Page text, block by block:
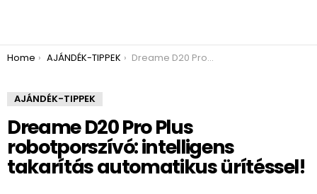
You are here:
Home AJÁNDÉK-TIPPEK Dreame D20 Pro Plus robotporszívó: intelligens takarítás automatikus ürítéssel!
AJÁNDÉK-TIPPEK
Dreame D20 Pro Plus
robotporszívó: intelligens
takarítás automatikus ürítéssel!